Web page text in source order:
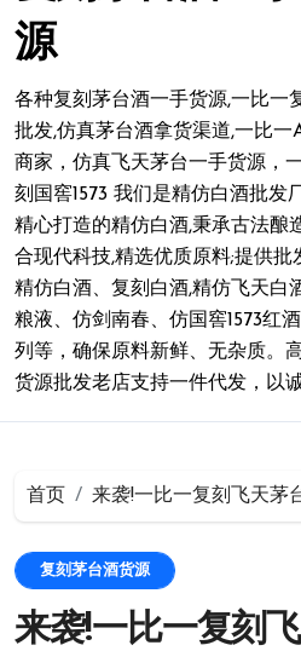
源
各种复刻茅台酒一手货源,一比一
批发,仿真茅台酒拿货渠道,一比一
商家，仿真飞天茅台一手货源，
刻国窖1573 我们是精仿白酒批发
精心打造的精仿白酒,秉承古法酿
合现代科技,精选优质原料;提供批
精仿白酒、复刻白酒,精仿飞天白
粮液、仿剑南春、仿国窖1573红
列等，确保原料新鲜、无杂质。
货源批发老店支持一件代发，以
首页 来袭!一比一复刻飞天茅
复刻茅台酒货源
来袭!一比一复刻